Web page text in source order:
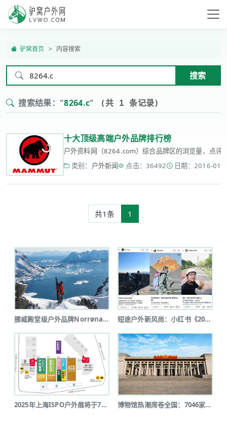
驴窝首页 内容搜索
搜索
搜索结果："8264.c" (共 1 条记录)
十大顶级高端户外品牌排行榜
户外资料网（8264.com）综合品牌区的浏览量、点评
类别： 户外新闻 点击：36492 日期：2016-01-
共1条 1
挪威殿堂级户外品牌Norrøna北京... 短途户外新风尚：小红书《2025上半...
2025年上海ISPO户外展将于7月... 博物馆热潮席卷全国：7046家博物馆...